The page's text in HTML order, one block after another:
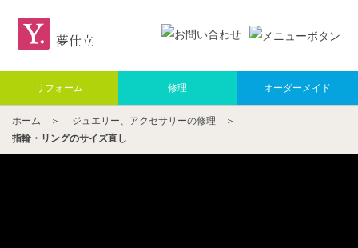
夢仕立
リフォーム 修理 オーダーメイド
ホーム ＞ ジュエリー、アクセサリーの修理 ＞
指輪・リングのサイズ直し